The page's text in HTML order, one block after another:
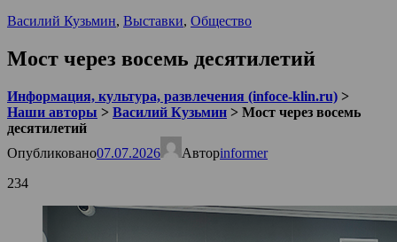
Василий Кузьмин, Выставки, Общество
Мост через восемь десятилетий
Информация, культура, развлечения (infoce-klin.ru) >
Наши авторы > Василий Кузьмин > Мост через восемь
десятилетий
Опубликовано07.07.2026 Авторinformer
234